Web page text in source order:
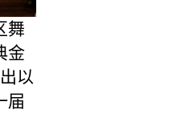
舞
金
以
届